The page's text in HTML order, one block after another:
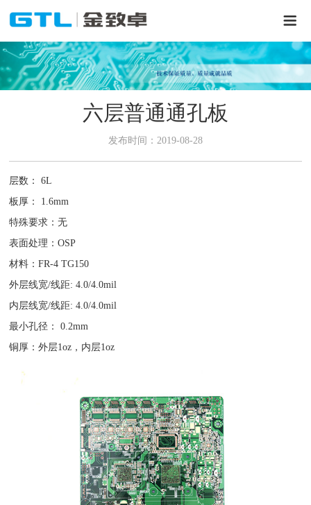
六层普通通孔板
发布时间：2019-08-28
层数： 6L
板厚： 1.6mm
特殊要求：无
表面处理：OSP
材料：FR-4 TG150
外层线宽/线距: 4.0/4.0mil
内层线宽/线距: 4.0/4.0mil
最小孔径： 0.2mm
铜厚：外层1oz，内层1oz